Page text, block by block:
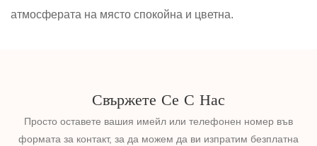
атмосферата на място спокойна и цветна.
Свържете Се С Нас
Просто оставете вашия имейл или телефонен номер във
формата за контакт, за да можем да ви изпратим безплатна